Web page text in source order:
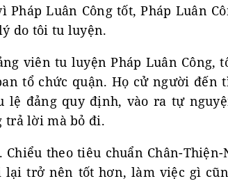
Luân Công tốt, Pháp Luân
do tôi tu luyện.
viên tu luyện Pháp Luân Công,
tổ chức quận. Họ cử người đến
lệ đảng quy định, vào ra tự
trả lời mà bỏ đi.
theo tiêu chuẩn Chân-
lại trở nên tốt hơn, làm việc gì